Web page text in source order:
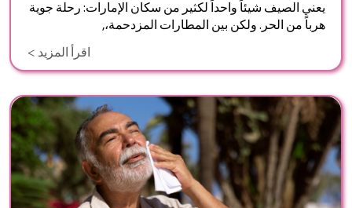
يعني الصيف شيئاً واحداً لكثير من سكان الإمارات: رحلة جوية
هرباً من الحر. ولكن بين المطارات المزدحمة،,
اقرأ المزيد >